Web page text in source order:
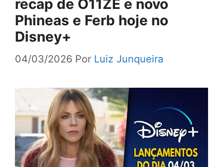
recap de O11ZE e novo
Phineas e Ferb hoje no
Disney+
04/03/2026 Por Luiz Junqueira